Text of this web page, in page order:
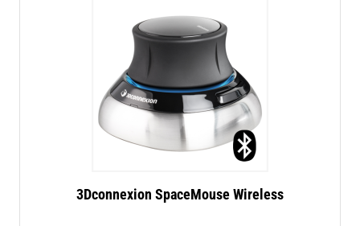
3Dconnexion SpaceMouse Wireless